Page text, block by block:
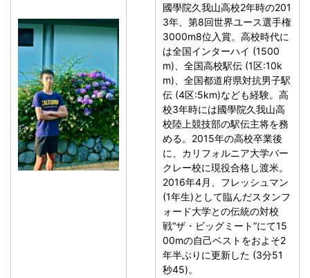
國學院久我山高校2年時の201
3年、第8回世界ユース選手権
3000m8位入賞。高校時代に
は全国インターハイ (1500
m)、全国高校駅伝 (1区:10k
m)、全国都道府県対抗男子駅
伝 (4区:5km)なども経験。高
校3年時には國學院久我山高
校陸上競技部の駅伝主将を務
める。2015年の高校卒業後
に、カリフォルニア大学バー
クレー校に現役合格し渡米。
2016年4月、フレッシュマン
(1年生)として臨んだスタンフ
ォード大学との伝統の対校
戦“ザ・ビッグミート”にて15
00mの自己ベストをおよそ2
年半ぶりに更新した (3分51
秒45)。